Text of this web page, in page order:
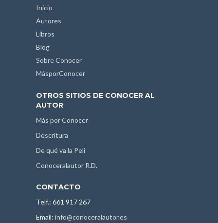
Inicio
Autores
Libros
Blog
Sobre Conocer
MásporConocer
OTROS SITIOS DE CONOCER AL
AUTOR
Más por Conocer
Descritura
De qué va la Peli
Conoceralautor R.D.
CONTACTO
Telf.: 661 917 267
Email: info@conoceralautor.es